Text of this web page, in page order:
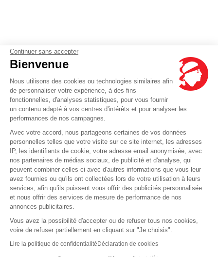
Continuer sans accepter
Bienvenue
Nous utilisons des cookies ou technologies similaires afin
de personnaliser votre expérience, à des fins
fonctionnelles, d'analyses statistiques, pour vous fournir
un contenu adapté à vos centres d'intérêts et pour analyser les
performances de nos campagnes.
Avec votre accord, nous partageons certaines de vos données
personnelles telles que votre visite sur ce site internet, les adresses
IP, les identifiants de cookie, votre adresse email anonymisée, avec
nos partenaires de médias sociaux, de publicité et d'analyse, qui
peuvent combiner celles-ci avec d'autres informations que vous leur
avez fournies ou qu'ils ont collectées lors de votre utilisation à leurs
services, afin qu’ils puissent vous offrir des publicités personnalisée
et nous offrir des services de mesure de performance de nos
annonces publicitaires.
Vous avez la possibilité d'accepter ou de refuser tous nos cookies,
voire de refuser partiellement en cliquant sur "Je choisis".
Lire la politique de confidentialité Déclaration de cookies